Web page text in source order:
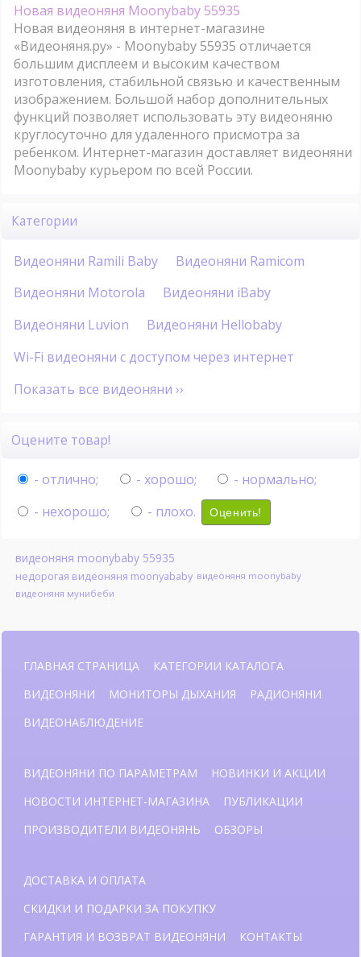
Новая видеоняня Moonybaby 55935
Новая видеоняня в интернет-магазине
«Видеоняня.ру» - Moonybaby 55935 отличается
большим дисплеем и высоким качеством
изготовления, стабильной связью и качественным
изображением. Большой набор дополнительных
функций позволяет использовать эту видеоняню
круглосуточно для удаленного присмотра за
ребенком. Интернет-магазин доставляет видеоняни
Moonybaby курьером по всей России.
Категории
Видеоняни Ramili Baby
Видеоняни Ramicom
Видеоняни Motorola
Видеоняни iBaby
Видеоняни Luvion
Видеоняни Hellobaby
Wi-Fi видеоняни с доступом через интернет
Показать все видеоняни ››
Оцените товар!
- отлично; - хорошо;
- нормально;
- нехорошо;
- плохо. Оценить!
видеоняня moonybaby 55935
недорогая видеоняня moonyababy видеоняня moonybaby
видеоняня мунибеби
ГЛАВНАЯ СТРАНИЦА
КАТЕГОРИИ КАТАЛОГА
ВИДЕОНЯНИ
МОНИТОРЫ ДЫХАНИЯ
РАДИОНЯНИ
ВИДЕОНАБЛЮДЕНИЕ
ВИДЕОНЯНИ ПО ПАРАМЕТРАМ
НОВИНКИ И АКЦИИ
НОВОСТИ ИНТЕРНЕТ-МАГАЗИНА
ПУБЛИКАЦИИ
ПРОИЗВОДИТЕЛИ ВИДЕОНЯНЬ
ОБЗОРЫ
ДОСТАВКА И ОПЛАТА
СКИДКИ И ПОДАРКИ ЗА ПОКУПКУ
ГАРАНТИЯ И ВОЗВРАТ ВИДЕОНЯНИ
КОНТАКТЫ